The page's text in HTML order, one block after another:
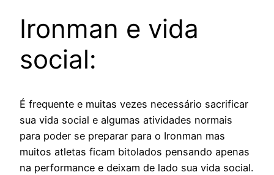
Ironman e vida
social:
É frequente e muitas vezes necessário sacrificar
sua vida social e algumas atividades normais
para poder se preparar para o Ironman mas
muitos atletas ficam bitolados pensando apenas
na performance e deixam de lado sua vida social.